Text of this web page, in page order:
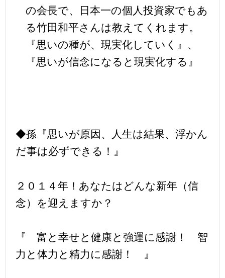
の会長で、日本一の個人投資家でもあ
る竹田和平さんは教えてくれます。
『思いの種が、現実化していく』、
『思いが信念になると現実化する』
◆孫『思いが原因、人生は結果、浮かん
だ事は必ずできる！』
２０１４年！あなたはどんな新年（信
念）を迎えますか？
『 富と幸せと健康と強運に感謝！ 智
力と体力と精力に感謝！ 』